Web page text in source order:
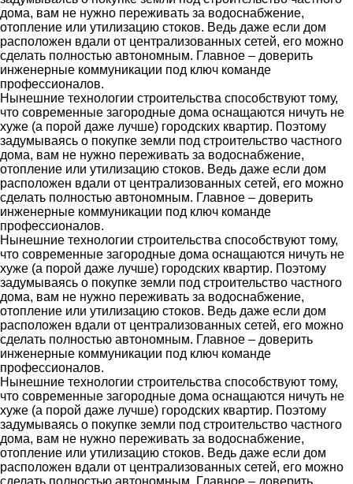
дома, вам не нужно переживать за водоснабжение,
отопление или утилизацию стоков. Ведь даже если дом
расположен вдали от централизованных сетей, его можно
сделать полностью автономным. Главное – доверить
инженерные коммуникации под ключ команде
профессионалов.
Нынешние технологии строительства способствуют тому,
что современные загородные дома оснащаются ничуть не
хуже (а порой даже лучше) городских квартир. Поэтому
задумываясь о покупке земли под строительство частного
дома, вам не нужно переживать за водоснабжение,
отопление или утилизацию стоков. Ведь даже если дом
расположен вдали от централизованных сетей, его можно
сделать полностью автономным. Главное – доверить
инженерные коммуникации под ключ команде
профессионалов.
Нынешние технологии строительства способствуют тому,
что современные загородные дома оснащаются ничуть не
хуже (а порой даже лучше) городских квартир. Поэтому
задумываясь о покупке земли под строительство частного
дома, вам не нужно переживать за водоснабжение,
отопление или утилизацию стоков. Ведь даже если дом
расположен вдали от централизованных сетей, его можно
сделать полностью автономным. Главное – доверить
инженерные коммуникации под ключ команде
профессионалов.
Нынешние технологии строительства способствуют тому,
что современные загородные дома оснащаются ничуть не
хуже (а порой даже лучше) городских квартир. Поэтому
задумываясь о покупке земли под строительство частного
дома, вам не нужно переживать за водоснабжение,
отопление или утилизацию стоков. Ведь даже если дом
расположен вдали от централизованных сетей, его можно
сделать полностью автономным. Главное – доверить